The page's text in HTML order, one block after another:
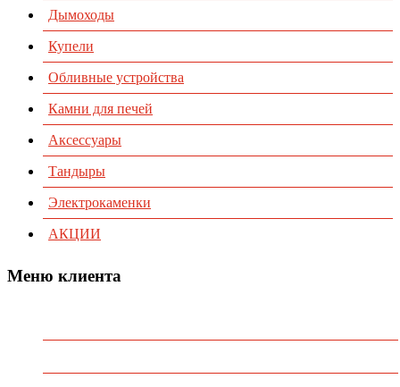
Дымоходы
Купели
Обливные устройства
Камни для печей
Аксессуары
Тандыры
Электрокаменки
АКЦИИ
Меню клиента